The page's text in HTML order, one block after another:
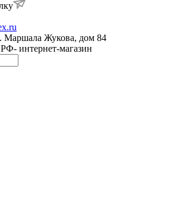
Маршала Жукова, дом 84
интернет-магазин